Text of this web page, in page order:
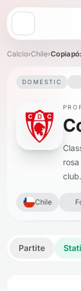
Apri menu
Calcio›Chile›
DOMESTIC
club.
Chile
Partite